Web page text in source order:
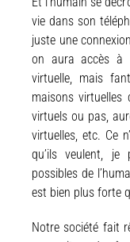
vie dans son
juste une
on aura accès à
virtuelle, mais
maisons virtuelles
virtuels ou pas,
virtuelles, etc. Ce
qu’ils veulent, je
possibles de
est bien plus forte
Notre société fait